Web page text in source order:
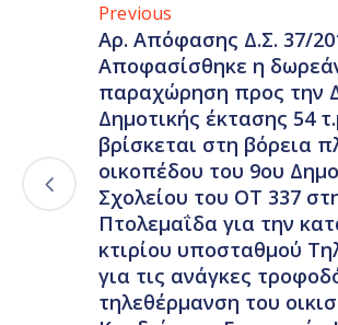
Previous
Αρ. Απόφασης Δ.Σ. 37/
Αποφασίσθηκε η
παραχώρηση προς την
Δημοτικής έκτασης 54
βρίσκεται στη βόρεια
οικοπέδου του 9ου
Σχολείου του ΟΤ 337
Πτολεμαΐδα για την
κτιρίου υποσταθμού
για τις ανάγκες
τηλεθέρμανση του